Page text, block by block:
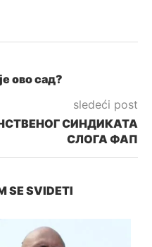
ово сад?
sledeći post
СИНДИКАТА
СЛОГА ФАП
SE SVIDETI